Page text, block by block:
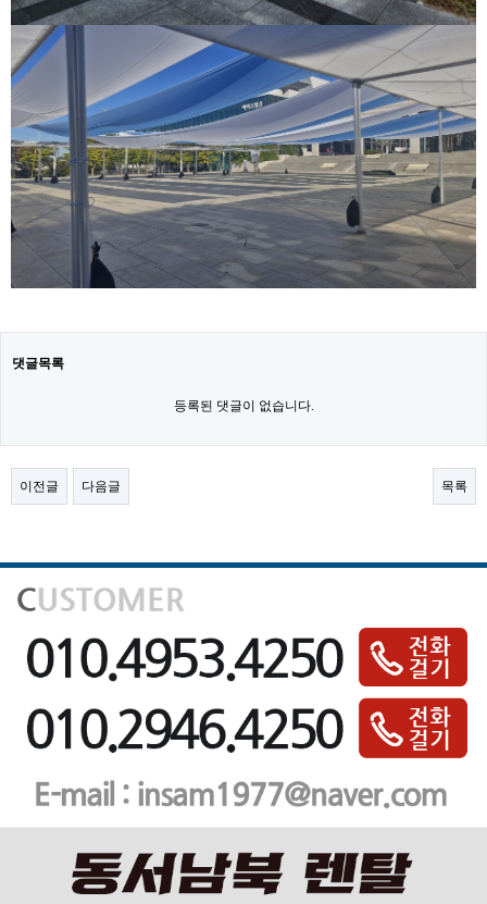
댓글목록
등록된 댓글이 없습니다.
이전글 다음글 목록